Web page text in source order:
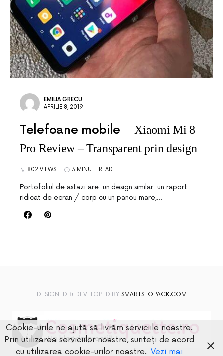
EMILIA GRECU
APRILIE 8, 2019
Telefoane mobile
Xiaomi Mi 8
Pro Review – Transparent prin design
802 VIEWS 3 MINUTE READ
Portofoliul de astazi are un design similar: un raport
ridicat de ecran / corp cu un panou mare,…
DESIGNED & DEVELOPED BY SMARTSEOPACK.COM
Cookie-urile ne ajută să livrăm serviciile noastre.
Prin utilizarea serviciilor noastre, sunteți de acord
cu utilizarea cookie-urilor noastre. Vezi mai